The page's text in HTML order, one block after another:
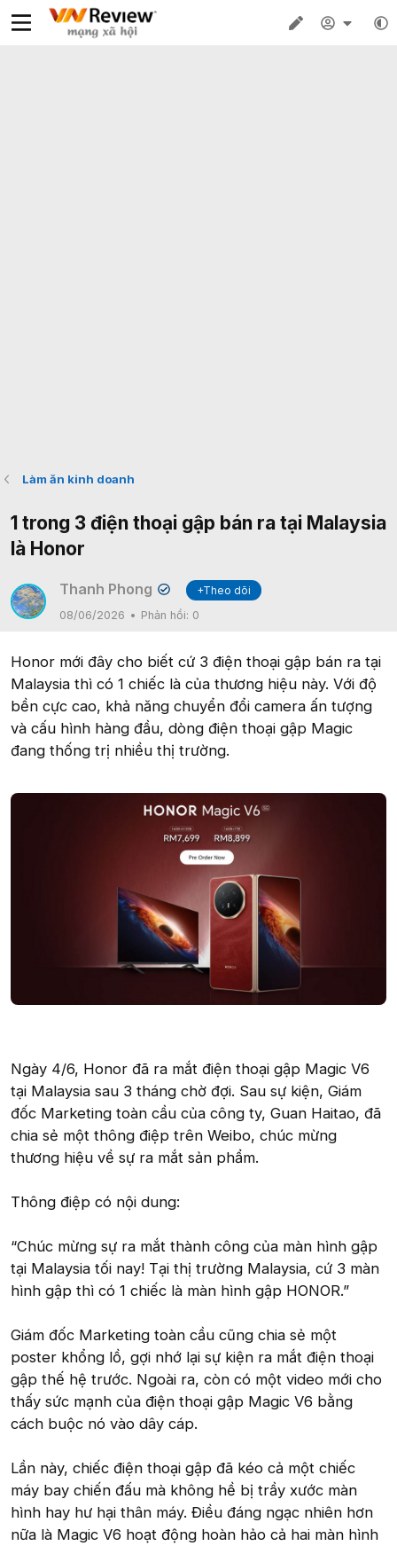
Làm ăn kinh doanh
1 trong 3 điện thoại gập bán ra tại Malaysia
là Honor
Thanh Phong ✔
+Theo dõi
08/06/2026
Phản hồi: 0
Honor mới đây cho biết cứ 3 điện thoại gập bán ra tại
Malaysia thì có 1 chiếc là của thương hiệu này. Với độ
bền cực cao, khả năng chuyển đổi camera ấn tượng
và cấu hình hàng đầu, dòng điện thoại gập Magic
đang thống trị nhiều thị trường.
Ngày 4/6, Honor đã ra mắt điện thoại gập Magic V6
tại Malaysia sau 3 tháng chờ đợi. Sau sự kiện, Giám
đốc Marketing toàn cầu của công ty, Guan Haitao, đã
chia sẻ một thông điệp trên Weibo, chúc mừng
thương hiệu về sự ra mắt sản phẩm.
Thông điệp có nội dung:
“Chúc mừng sự ra mắt thành công của màn hình gập
tại Malaysia tối nay! Tại thị trường Malaysia, cứ 3 màn
hình gập thì có 1 chiếc là màn hình gập HONOR.”
Giám đốc Marketing toàn cầu cũng chia sẻ một
poster khổng lồ, gợi nhớ lại sự kiện ra mắt điện thoại
gập thế hệ trước. Ngoài ra, còn có một video mới cho
thấy sức mạnh của điện thoại gập Magic V6 bằng
cách buộc nó vào dây cáp.
Lần này, chiếc điện thoại gập đã kéo cả một chiếc
máy bay chiến đấu mà không hề bị trầy xước màn
hình hay hư hại thân máy. Điều đáng ngạc nhiên hơn
nữa là Magic V6 hoạt động hoàn hảo cả hai màn hình